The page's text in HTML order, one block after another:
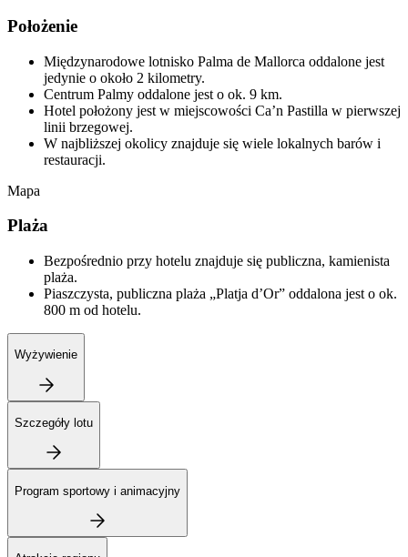
Położenie
Międzynarodowe lotnisko Palma de Mallorca oddalone jest
jedynie o około 2 kilometry.
Centrum Palmy oddalone jest o ok. 9 km.
Hotel położony jest w miejscowości Ca’n Pastilla w pierwszej
linii brzegowej.
W najbliższej okolicy znajduje się wiele lokalnych barów i
restauracji.
Mapa
Plaża
Bezpośrednio przy hotelu znajduje się publiczna, kamienista
plaża.
Piaszczysta, publiczna plaża „Platja d’Or” oddalona jest o ok.
800 m od hotelu.
Wyżywienie
Szczegóły lotu
Program sportowy i animacyjny